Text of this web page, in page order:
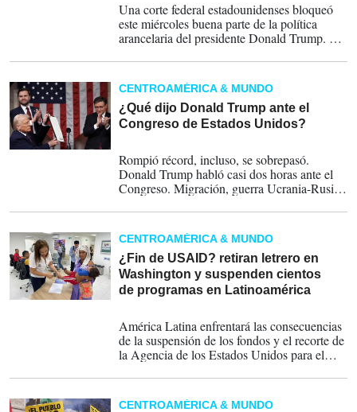
Una corte federal estadounidenses bloqueó
este miércoles buena parte de la política
arancelaria del presidente Donald Trump. La
supone un revés a uno de los pilares de su
segundo mandato y ha sido celebrada por
sectores empresariales e inversores, que han
visto con incertidumbre las políticas
comerciales de la actual Casa Blanca.
CENTROAMÉRICA & MUNDO
¿Qué dijo Donald Trump ante el
Congreso de Estados Unidos?
Rompió récord, incluso, se sobrepasó.
Donald Trump habló casi dos horas ante el
Congreso. Migración, guerra Ucrania-Rusia,
protagonistas de esos casi 120 minutos.
CENTROAMÉRICA & MUNDO
¿Fin de USAID? retiran letrero en
Washington y suspenden cientos
de programas en Latinoamérica
América Latina enfrentará las consecuencias
de la suspensión de los fondos y el recorte de
la Agencia de los Estados Unidos para el
2024 aportó a la región 2.300 millones de
dólares.
CENTROAMÉRICA & MUNDO